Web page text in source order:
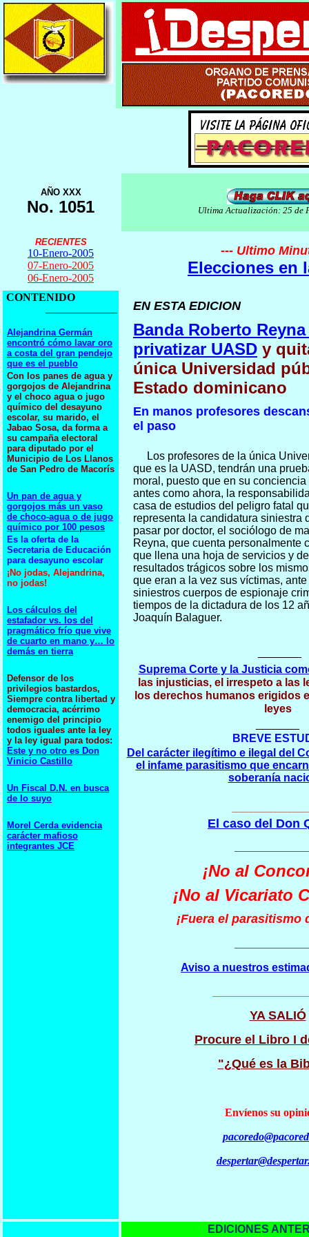
AÑO XXX
No. 1051 Ultima Actualización: 25 de
RECIENTES
10-Enero-2005
07-Enero-2005
06-Enero-2005
--- Ultimo
Elecciones en
CONTENIDO
Alejandrina Germán
encontró cómo lavar oro
a costa del gran pendejo
que es el pueblo
Con los panes de agua y
gorgojos de Alejandrina
y el choco agua o jugo
químico del desayuno
escolar, su marido, el
Jabao Sosa, da forma a
su campaña electoral
para diputado por el
Municipio de Los Llanos
de San Pedro de Macorís
Un pan de agua y
gorgojos más un vaso
de choco-agua o de jugo
químico por 100 pesos
Es la oferta de la
Secretaria de Educación
para desayuno escolar
¡No jodas, Alejandrina,
no jodas!
Los cálculos del
estafador vs. los del
pragmático frío que vive
de cuarto en mano y… lo
demás en tierra
Defensor de los
privilegios bastardos,
Siempre contra libertad y
democracia, acérrimo
enemigo del principio
todos iguales ante la ley
y la ley igual para todos:
Este y no otro es Don
Vinicio Castillo
Un Fiscal D.N. en busca
de lo suyo
Morel Cerda evidencia
carácter mafioso
integrantes JCE
EN ESTA EDICION
Banda Roberto
privatizar UASD y
única Universidad
Estado dominicano
En manos profesores
el paso
Los profesores de la única
que es la UASD, tendrán una
moral, puesto que en su
antes como ahora, la
casa de estudios del peligro fatal
representa la candidatura siniestra
pasar por doctor, el sociólogo de
Reyna, que cuenta personalmente
que llena una hoja de servicios y
resultados trágicos sobre los
que eran a la vez sus víctimas,
siniestros cuerpos de espionaje
tiempos de la dictadura de los 12
Joaquín Balaguer.
Suprema Corte y la Justicia
las injusticias, el irrespeto a las
los derechos humanos erigidos
leyes
BREVE
Del carácter ilegítimo e ilegal del
el infame parasitismo que
soberanía
El caso del Don
¡No al
¡No al Vicariato
¡Fuera el parasitismo
Aviso a nuestros
YA SALIÓ
Procure el Libro I
"¿Qué es la
Envíenos su
EDICIONES